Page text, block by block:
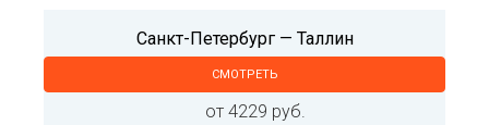
Санкт-Петербург — Таллин
СМОТРЕТЬ
от 4229 руб.